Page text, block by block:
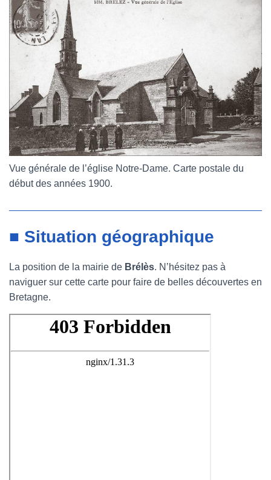
Vue générale de l’église Notre-Dame. Carte postale du
début des années 1900.
■ Situation géographique
La position de la mairie de Brélès. N’hésitez pas à
naviguer sur cette carte pour faire de belles découvertes en
Bretagne.